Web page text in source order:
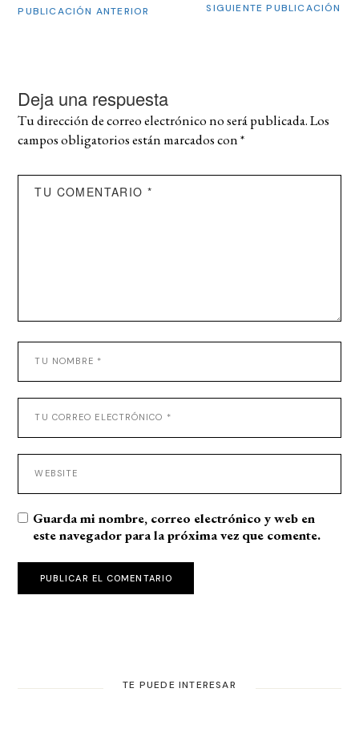
PUBLICACIÓN ANTERIOR SIGUIENTE PUBLICACIÓN
Deja una respuesta
Tu dirección de correo electrónico no será publicada. Los
campos obligatorios están marcados con*
Guarda mi nombre, correo electrónico y web en
este navegador para la próxima vez que comente.
PUBLICAR EL COMENTARIO
TE PUEDE INTERESAR